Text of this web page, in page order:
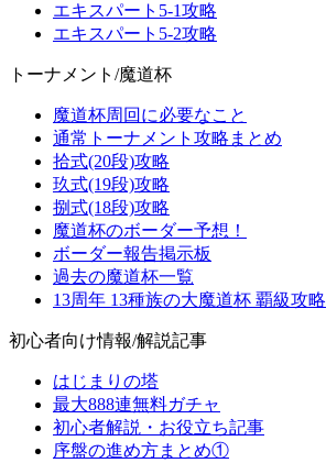
エキスパート5-1攻略
エキスパート5-2攻略
トーナメント/魔道杯
魔道杯周回に必要なこと
通常トーナメント攻略まとめ
拾式(20段)攻略
玖式(19段)攻略
捌式(18段)攻略
魔道杯のボーダー予想！
ボーダー報告掲示板
過去の魔道杯一覧
13周年 13種族の大魔道杯 覇級攻略
初心者向け情報/解説記事
はじまりの塔
最大888連無料ガチャ
初心者解説・お役立ち記事
序盤の進め方まとめ①